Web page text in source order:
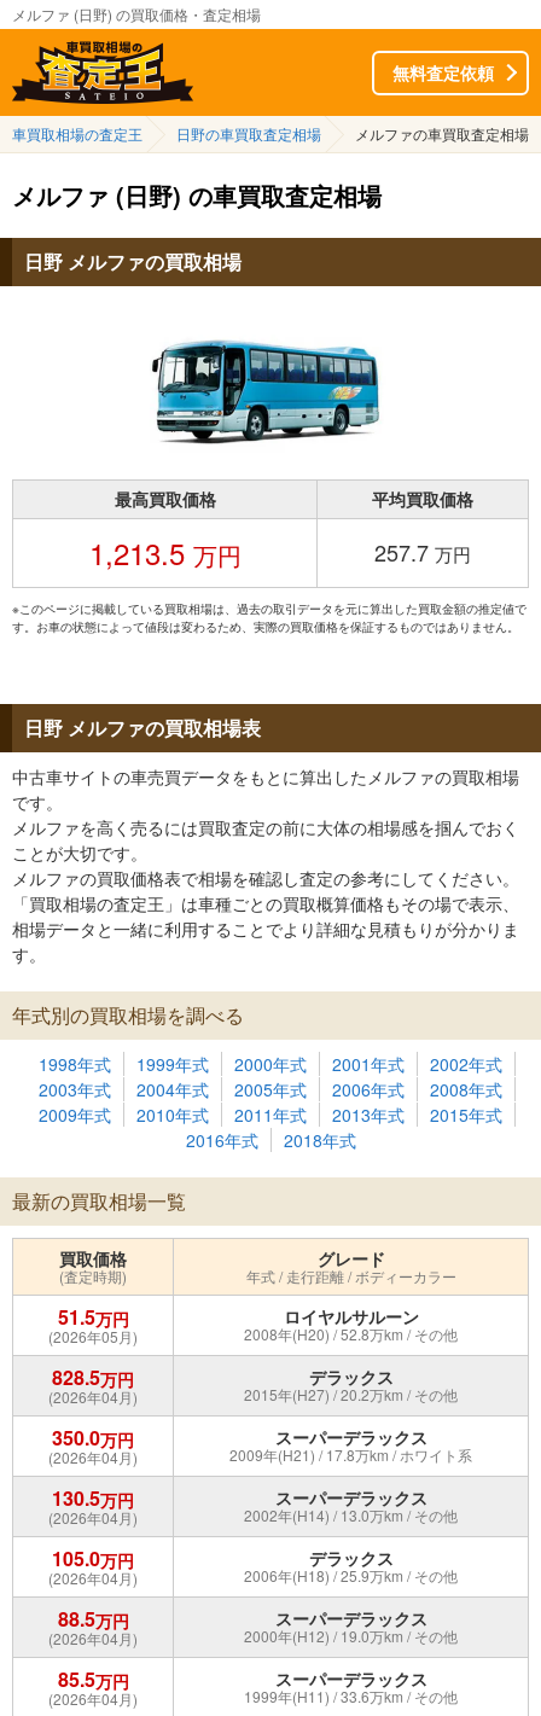
メルファ (日野) の買取価格・査定相場
無料査定依頼
車買取相場の査定王 日野の車買取査定相場 メルファの車買取査定相場
メルファ (日野) の車買取査定相場
日野 メルファの買取相場
最高買取価格 平均買取価格
1,213.5 万円 257.7 万円
※このページに掲載している買取相場は、過去の取引データを元に算出した買取金額の推定値で
す。お車の状態によって値段は変わるため、実際の買取価格を保証するものではありません。
日野 メルファの買取相場表
中古車サイトの車売買データをもとに算出したメルファの買取相場
です。
メルファを高く売るには買取査定の前に大体の相場感を掴んでおく
ことが大切です。
メルファの買取価格表で相場を確認し査定の参考にしてください。
「買取相場の査定王」は車種ごとの買取概算価格もその場で表示、
相場データと一緒に利用することでより詳細な見積もりが分かりま
す。
年式別の買取相場を調べる
1998年式 1999年式 2000年式 2001年式
2002年式
2003年式
2004年式 2005年式 2006年式
2008年式
2009年式
2010年式 2011年式 2013年式
2015年式
2016年式
2018年式
最新の買取相場一覧
買取価格
(査定時期)
グレード
年式 / 走行距離 / ボディーカラー
51.5万円
(2026年05月)
ロイヤルサルーン
2008年(H20) / 52.8万km / その他
828.5万円
(2026年04月)
デラックス
2015年(H27) / 20.2万km / その他
350.0万円
(2026年04月)
スーパーデラックス
2009年(H21) / 17.8万km / ホワイト系
130.5万円
(2026年04月)
スーパーデラックス
2002年(H14) / 13.0万km / その他
105.0万円
(2026年04月)
デラックス
2006年(H18) / 25.9万km / その他
88.5万円
(2026年04月)
スーパーデラックス
2000年(H12) / 19.0万km / その他
85.5万円
(2026年04月)
スーパーデラックス
1999年(H11) / 33.6万km / その他